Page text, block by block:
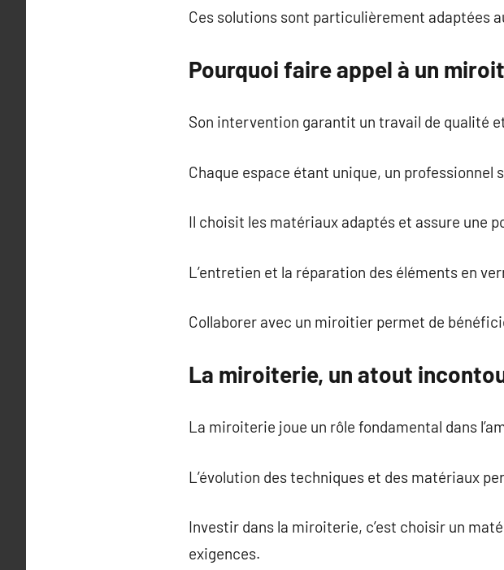
Ces solutions sont particulièrement adaptées
Pourquoi faire appel à un
Son intervention garantit un travail de qualité
Chaque espace étant unique, un professionnel
Il choisit les matériaux adaptés et assure une
L’entretien et la réparation des éléments en
Collaborer avec un miroitier permet de
La miroiterie, un atout
La miroiterie joue un rôle fondamental dans
L’évolution des techniques et des matériaux
Investir dans la miroiterie, c’est choisir un
exigences.